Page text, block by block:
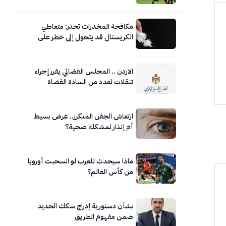
مكافحة المخدرات تحذر: متعاطي
الكريستال قد يتحول إلى خطر على
الاردن .. المجلس القضائي يقرر إجراء
تنقلات لعدد من السادة القضاة
ارتعاش الجفن المتكرر.. عرض بسيط
أم إنذار لمشكلة صحية؟
ماذا سيحدث للعرب لو انسحبت أوروبا
من كأس العالم؟
بشأن دستورية إدراج سكك الحديد
ضمن مفهوم الطريق